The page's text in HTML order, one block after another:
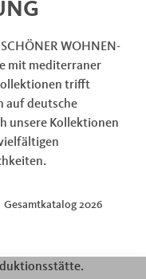
WOHNEN-
mit mediterraner
trifft
auf deutsche
unsere Kollektionen
Gesamtkatalog 2026